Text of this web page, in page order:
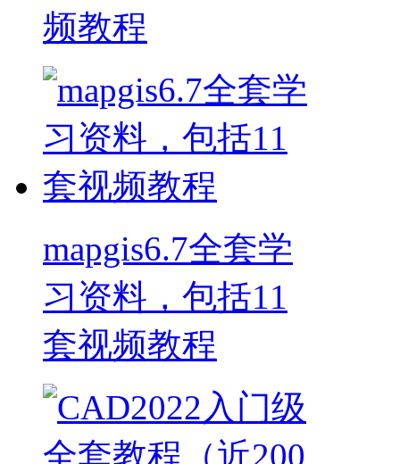
频教程
mapgis6.7全套学
习资料，包括11
套视频教程